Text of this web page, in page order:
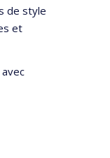
de style
et